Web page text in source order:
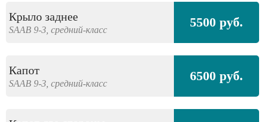
Крыло заднее
SAAB 9-3, средний-класс 5500 руб.
Капот
SAAB 9-3, средний-класс 6500 руб.